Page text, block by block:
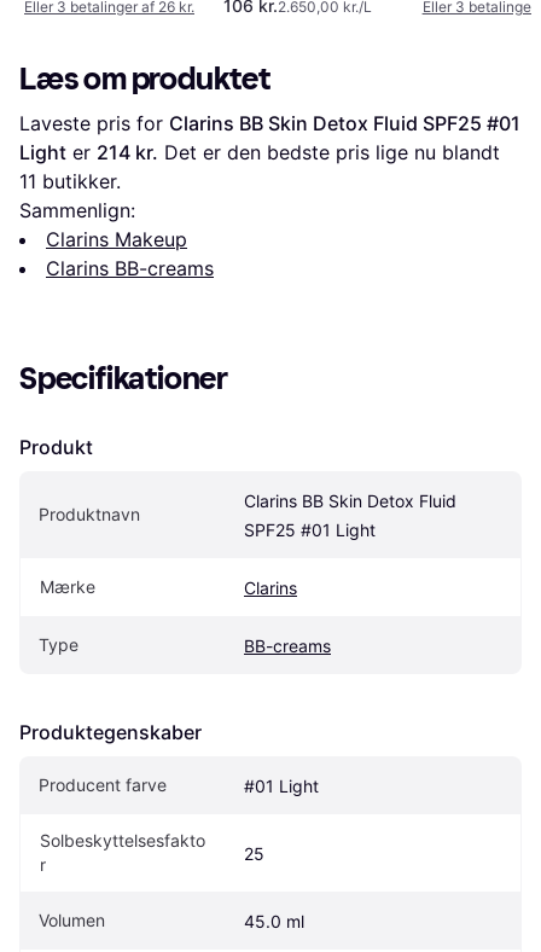
Eller 3 betalinger af 26 kr. 106 kr.2.650,00 kr./L Eller 3 betalinger
Læs om produktet
Laveste pris for Clarins BB Skin Detox Fluid SPF25 #01
Light er 214 kr.
11 butikker.
Sammenlign:
Clarins Makeup
Clarins BB-creams
Specifikationer
Produkt
Produktnavn
Clarins BB Skin Detox Fluid
SPF25 #01 Light
Mærke Clarins
Type BB-creams
Produktegenskaber
Producent farve #01 Light
Solbeskyttelsesfakto
r
25
Volumen 45.0 ml